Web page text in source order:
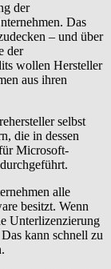
der
Das
– und über
der
wollen Hersteller
aus ihren
selbst
die in dessen
Microsoft-
alle
besitzt. Wenn
Unterlizenzierung
kann schnell zu